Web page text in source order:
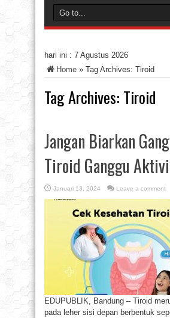
hari ini : 7 Agustus 2026
Home » Tag Archives: Tiroid
Tag Archives: Tiroid
Jangan Biarkan
Tiroid Ganggu
Januari 13, 2024 Leave a comment
EDUPUBLIK, Bandung – Tiroid
pada leher sisi depan berbentuk